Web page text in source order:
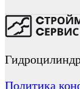
Политика